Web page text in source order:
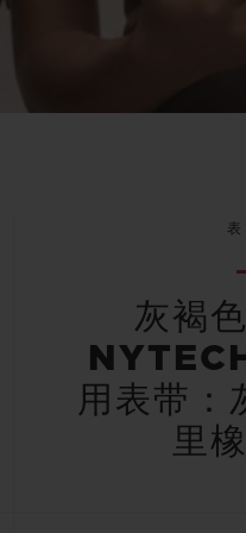
灰褐
用表带：
里